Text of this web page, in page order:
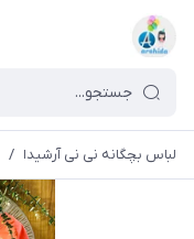
لباس بچگانه نی نی آرشیدا /